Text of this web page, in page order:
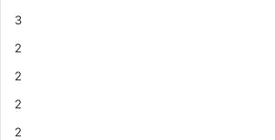
3
2
2
2
2